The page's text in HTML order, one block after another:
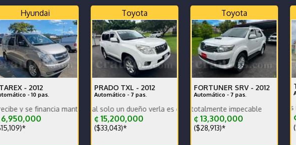
Se recibe o se financia
Hyundai
- 2012
- 10 pas.
mantenimiento preventivo hecho
6,950,000
Toyota
PRADO TXL - 2012
Automático - 7 pas.
original solo un dueño verla es comprarla
¢ 15,200,000
($33,043)*
Toyota
FORTUNER SRV - 2012
Automático - 7 pas.
Kilometraje real preciosa totalmente impecable
¢ 13,300,000
($28,913)*
PPF para pantalla y piezas internas -